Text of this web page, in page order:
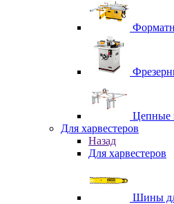
Цепные
Для харвестеров
Назад
Для харвестеров
Шины